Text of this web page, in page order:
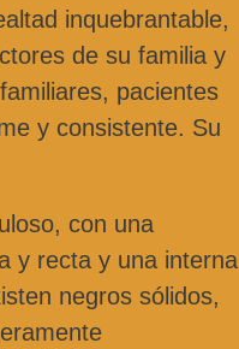
inquebrantable,
de su familia y
pacientes
y consistente. Su
con una
y recta y una interna
negros sólidos,